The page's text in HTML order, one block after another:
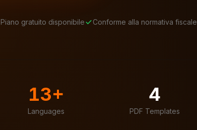
Piano gratuito disponibile Conforme alla normativa fiscale
13+
Languages
4
PDF Templates